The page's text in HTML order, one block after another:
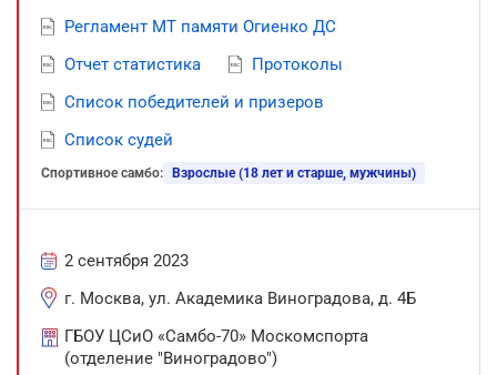
Регламент МТ памяти Огиенко ДС
Отчет статистика
Протоколы
Список победителей и призеров
Список судей
Спортивное самбо: Взрослые (18 лет и старше, мужчины)
2 сентября 2023
г. Москва, ул. Академика Виноградова, д. 4Б
ГБОУ ЦСиО «Самбо-70» Москомспорта
(отделение "Виноградово")